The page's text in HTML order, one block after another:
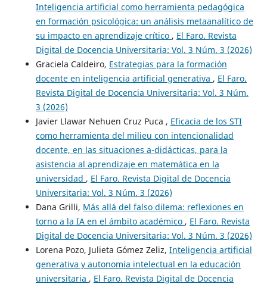
Inteligencia artificial como herramienta pedagógica
en formación psicológica: un análisis metaanalítico de
su impacto en aprendizaje crítico , El Faro. Revista
Digital de Docencia Universitaria: Vol. 3 Núm. 3 (2026)
Graciela Caldeiro, Estrategias para la formación
docente en inteligencia artificial generativa , El Faro.
Revista Digital de Docencia Universitaria: Vol. 3 Núm.
3 (2026)
Javier Llawar Nehuen Cruz Puca , Eficacia de los STI
como herramienta del milieu con intencionalidad
docente, en las situaciones a-didácticas, para la
asistencia al aprendizaje en matemática en la
universidad , El Faro. Revista Digital de Docencia
Universitaria: Vol. 3 Núm. 3 (2026)
Dana Grilli, Más allá del falso dilema: reflexiones en
torno a la IA en el ámbito académico , El Faro. Revista
Digital de Docencia Universitaria: Vol. 3 Núm. 3 (2026)
Lorena Pozo, Julieta Gómez Zeliz, Inteligencia artificial
generativa y autonomía intelectual en la educación
universitaria , El Faro. Revista Digital de Docencia